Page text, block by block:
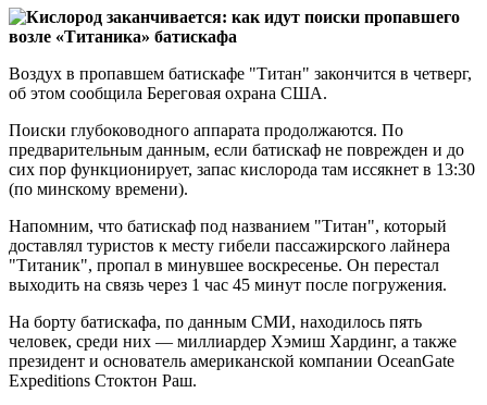
Воздух в пропавшем батискафе "Титан" закончится в четверг,
об этом сообщила Береговая охрана США.
Поиски глубоководного аппарата продолжаются. По
предварительным данным, если батискаф не поврежден и до
сих пор функционирует, запас кислорода там иссякнет в 13:30
(по минскому времени).
Напомним, что батискаф под названием "Титан", который
доставлял туристов к месту гибели пассажирского лайнера
"Титаник", пропал в минувшее воскресенье. Он перестал
выходить на связь через 1 час 45 минут после погружения.
На борту батискафа, по данным СМИ, находилось пять
человек, среди них — миллиардер Хэмиш Хардинг, а также
президент и основатель американской компании OceanGate
Expeditions Стоктон Раш.